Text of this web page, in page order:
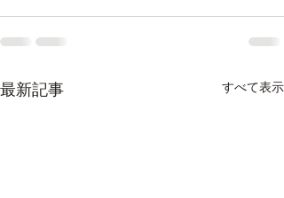
最新記事 すべて表示